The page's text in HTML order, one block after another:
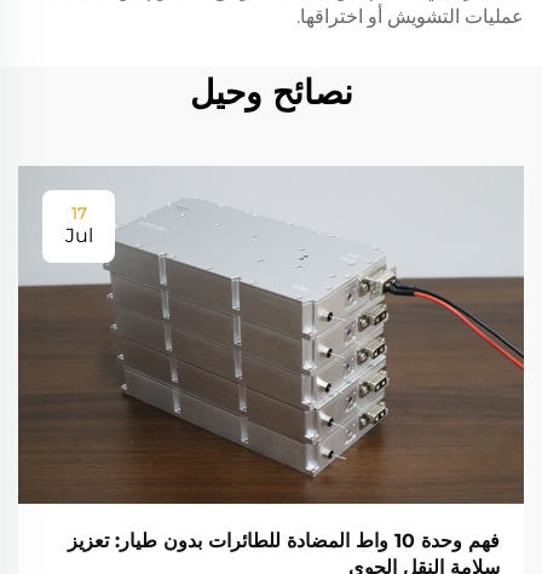
عمليات التشويش أو اختراقها.
نصائح وحيل
17
Jul
فهم وحدة 10 واط المضادة للطائرات بدون طيار: تعزيز
سلامة النقل الجوي